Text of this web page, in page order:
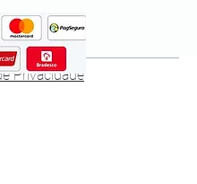
Privacidade